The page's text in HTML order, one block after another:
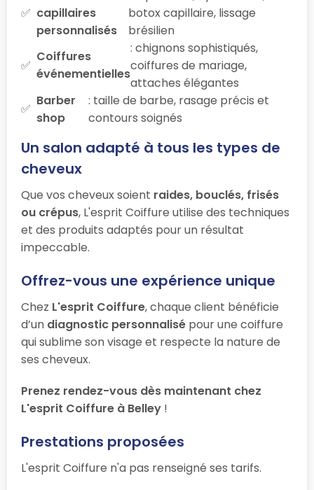
capillaires
personnalisés
botox capillaire, lissage
brésilien
Coiffures
événementielles
: chignons sophistiqués,
coiffures de mariage,
attaches élégantes
Barber
shop
: taille de barbe, rasage précis et
contours soignés
Un salon adapté à tous les types de
cheveux
Que vos cheveux soient raides, bouclés, frisés
ou crépus, L'esprit Coiffure utilise des techniques
et des produits adaptés pour un résultat
impeccable.
Offrez-vous une expérience unique
Chez L'esprit Coiffure, chaque client bénéficie
d’un diagnostic personnalisé pour une coiffure
qui sublime son visage et respecte la nature de
ses cheveux.
Prenez rendez-vous dès maintenant chez
L'esprit Coiffure à Belley !
Prestations proposées
L'esprit Coiffure n'a pas renseigné ses tarifs.